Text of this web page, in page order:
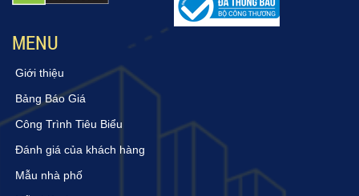
MENU
Giới thiệu
Bảng Báo Giá
Công Trình Tiêu Biểu
Đánh giá của khách hàng
Mẫu nhà phố